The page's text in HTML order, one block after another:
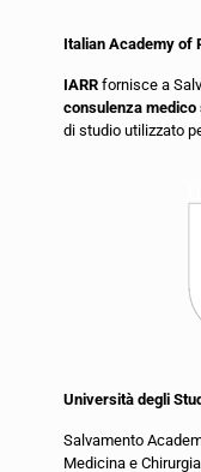
Italian Academy of
IARR fornisce a
consulenza
di studio utilizzato
Università degli
Salvamento
Medicina e